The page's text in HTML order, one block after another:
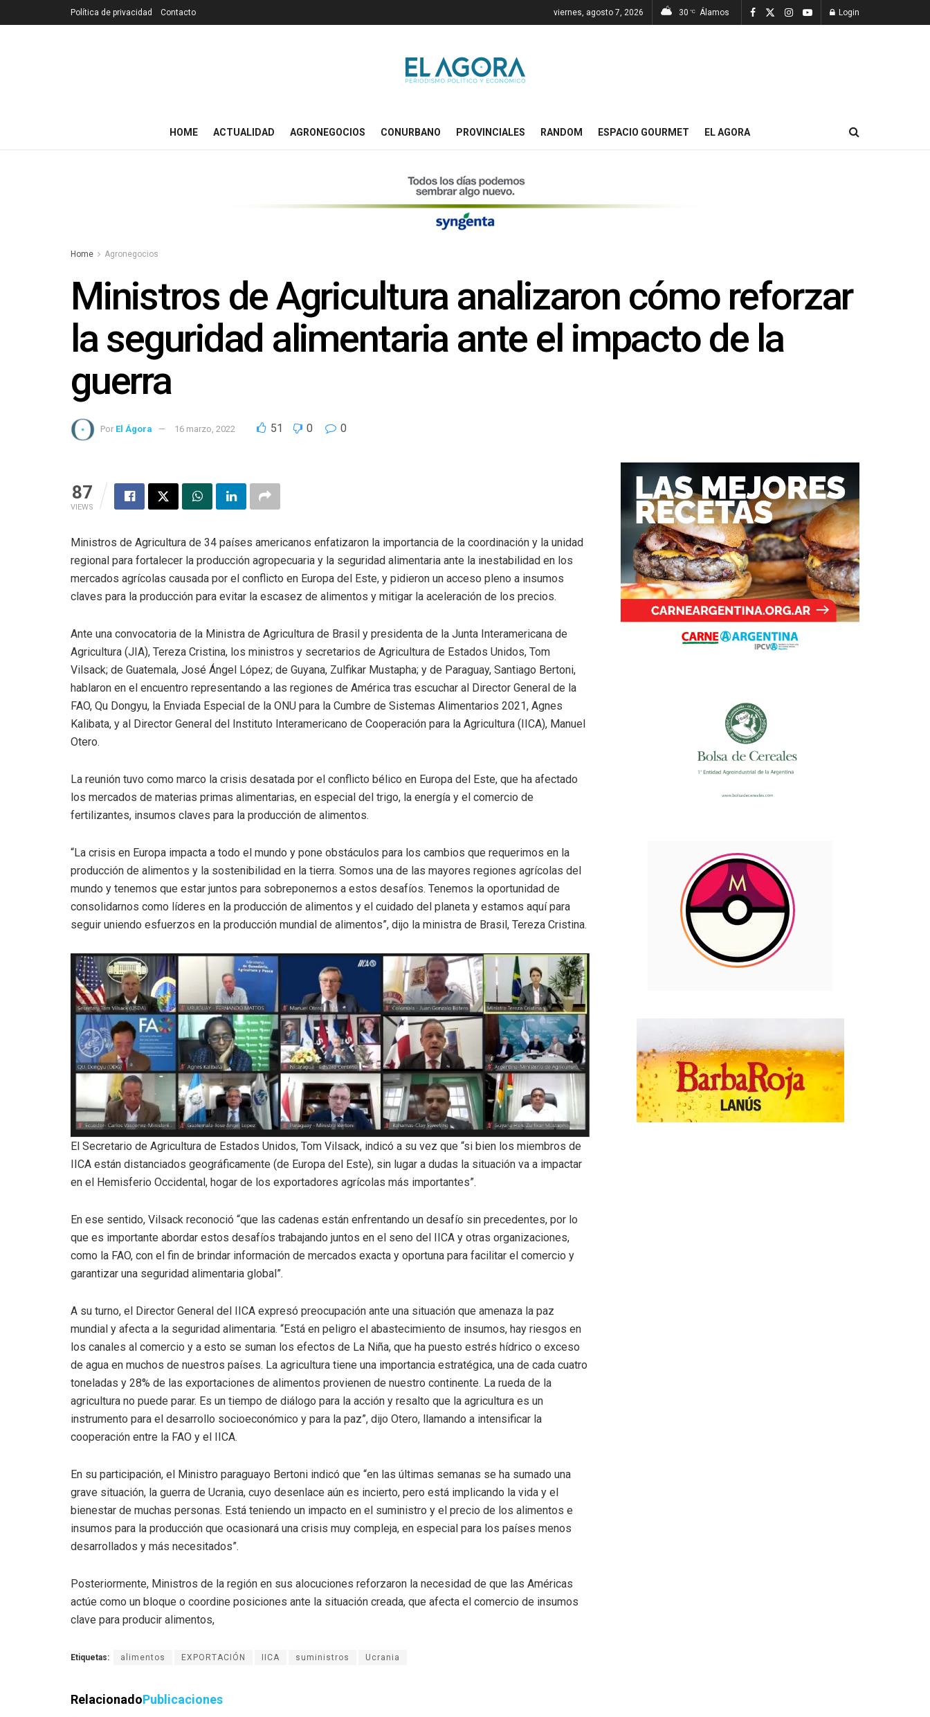
Política de privacidad Contacto viernes, agosto 7, 2026 30 °C Álamos Login
HOME ACTUALIDAD AGRONEGOCIOS CONURBANO PROVINCIALES RANDOM ESPACIO GOURMET EL AGORA
Home Agronegocios
Ministros de Agricultura analizaron cómo reforzar
la seguridad alimentaria ante el impacto de la
guerra
Por El Ágora 16 marzo, 2022 51 0 0
87
VIEWS
Ministros de Agricultura de 34 países americanos enfatizaron la importancia de la coordinación y la unidad
regional para fortalecer la producción agropecuaria y la seguridad alimentaria ante la inestabilidad en los
mercados agrícolas causada por el conflicto en Europa del Este, y pidieron un acceso pleno a insumos
claves para la producción para evitar la escasez de alimentos y mitigar la aceleración de los precios.
Ante una convocatoria de la Ministra de Agricultura de Brasil y presidenta de la Junta Interamericana de
Agricultura (JIA), Tereza Cristina, los ministros y secretarios de Agricultura de Estados Unidos, Tom
Vilsack; de Guatemala, José Ángel López; de Guyana, Zulfikar Mustapha; y de Paraguay, Santiago Bertoni,
hablaron en el encuentro representando a las regiones de América tras escuchar al Director General de la
FAO, Qu Dongyu, la Enviada Especial de la ONU para la Cumbre de Sistemas Alimentarios 2021, Agnes
Kalibata, y al Director General del Instituto Interamericano de Cooperación para la Agricultura (IICA), Manuel
Otero.
La reunión tuvo como marco la crisis desatada por el conflicto bélico en Europa del Este, que ha afectado
los mercados de materias primas alimentarias, en especial del trigo, la energía y el comercio de
fertilizantes, insumos claves para la producción de alimentos.
“La crisis en Europa impacta a todo el mundo y pone obstáculos para los cambios que requerimos en la
producción de alimentos y la sostenibilidad en la tierra. Somos una de las mayores regiones agrícolas del
mundo y tenemos que estar juntos para sobreponernos a estos desafíos. Tenemos la oportunidad de
consolidarnos como líderes en la producción de alimentos y el cuidado del planeta y estamos aquí para
seguir uniendo esfuerzos en la producción mundial de alimentos”, dijo la ministra de Brasil, Tereza Cristina.
El Secretario de Agricultura de Estados Unidos, Tom Vilsack, indicó a su vez que “si bien los miembros de
IICA están distanciados geográficamente (de Europa del Este), sin lugar a dudas la situación va a impactar
en el Hemisferio Occidental, hogar de los exportadores agrícolas más importantes”.
En ese sentido, Vilsack reconoció “que las cadenas están enfrentando un desafío sin precedentes, por lo
que es importante abordar estos desafíos trabajando juntos en el seno del IICA y otras organizaciones,
como la FAO, con el fin de brindar información de mercados exacta y oportuna para facilitar el comercio y
garantizar una seguridad alimentaria global”.
A su turno, el Director General del IICA expresó preocupación ante una situación que amenaza la paz
mundial y afecta a la seguridad alimentaria. “Está en peligro el abastecimiento de insumos, hay riesgos en
los canales al comercio y a esto se suman los efectos de La Niña, que ha puesto estrés hídrico o exceso
de agua en muchos de nuestros países. La agricultura tiene una importancia estratégica, una de cada cuatro
toneladas y 28% de las exportaciones de alimentos provienen de nuestro continente. La rueda de la
agricultura no puede parar. Es un tiempo de diálogo para la acción y resalto que la agricultura es un
instrumento para el desarrollo socioeconómico y para la paz”, dijo Otero, llamando a intensificar la
cooperación entre la FAO y el IICA.
En su participación, el Ministro paraguayo Bertoni indicó que “en las últimas semanas se ha sumado una
grave situación, la guerra de Ucrania, cuyo desenlace aún es incierto, pero está implicando la vida y el
bienestar de muchas personas. Está teniendo un impacto en el suministro y el precio de los alimentos e
insumos para la producción que ocasionará una crisis muy compleja, en especial para los países menos
desarrollados y más necesitados”.
Posteriormente, Ministros de la región en sus alocuciones reforzaron la necesidad de que las Américas
actúe como un bloque o coordine posiciones ante la situación creada, que afecta el comercio de insumos
clave para producir alimentos,
Etiquetas: alimentos EXPORTACIÓN IICA suministros Ucrania
RelacionadoPublicaciones